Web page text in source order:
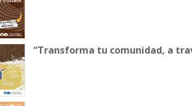
“Transforma tu comunidad, a